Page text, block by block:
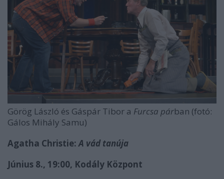
Görög László és Gáspár Tibor a Furcsa párban (fotó:
Gálos Mihály Samu)
Agatha Christie:A vád tanúja
Június 8., 19:00, Kodály Központ